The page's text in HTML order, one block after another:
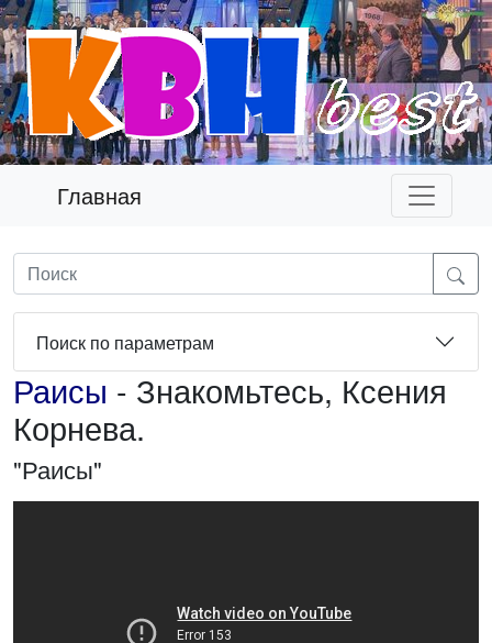
Главная
Поиск по параметрам
Раисы - Знакомьтесь, Ксения
Корнева.
"Раисы"